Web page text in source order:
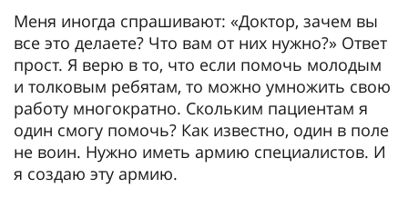
Меня иногда спрашивают: «Доктор, зачем вы
все это делаете? Что вам от них нужно?» Ответ
прост. Я верю в то, что если помочь молодым
и толковым ребятам, то можно умножить свою
работу многократно. Скольким пациентам я
один смогу помочь? Как известно, один в поле
не воин. Нужно иметь армию специалистов. И
я создаю эту армию.